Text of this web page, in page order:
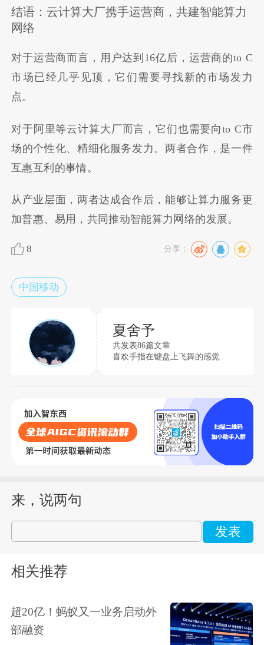
结语：云计算大厂携手运营商，共建智能算力
网络
对于运营商而言，用户达到16亿后，运营商的to C
市场已经几乎见顶，它们需要寻找新的市场发力
点。
对于阿里等云计算大厂而言，它们也需要向to C市
场的个性化、精细化服务发力。两者合作，是一件
互惠互利的事情。
从产业层面，两者达成合作后，能够让算力服务更
加普惠、易用，共同推动智能算力网络的发展。
8 分享：
中国移动
夏舍予
共发表86篇文章
喜欢手指在键盘上飞舞的感觉
来，说两句
发表
相关推荐
超20亿！蚂蚁又一业务启动外
部融资